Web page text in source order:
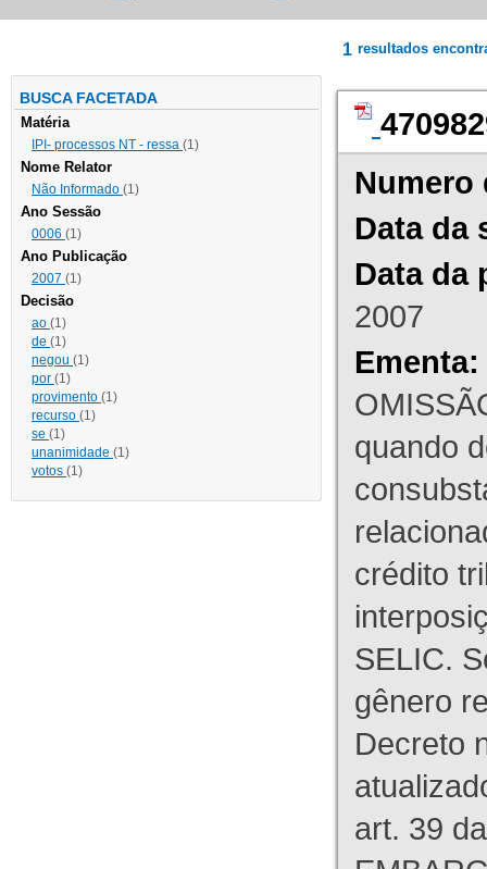
BUSCA FACETADA
Matéria
IPI- processos NT - ressa (1)
Nome Relator
Não Informado (1)
Ano Sessão
0006 (1)
Ano Publicação
2007 (1)
Decisão
ao (1)
de (1)
negou (1)
por (1)
provimento (1)
recurso (1)
se (1)
unanimidade (1)
votos (1)
1 resultados
Numero
Data da
Data da
2007
Ementa:
quando
crédito
SELIC.
gênero
Decreto
art. 39